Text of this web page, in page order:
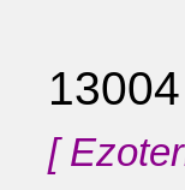
13004
[